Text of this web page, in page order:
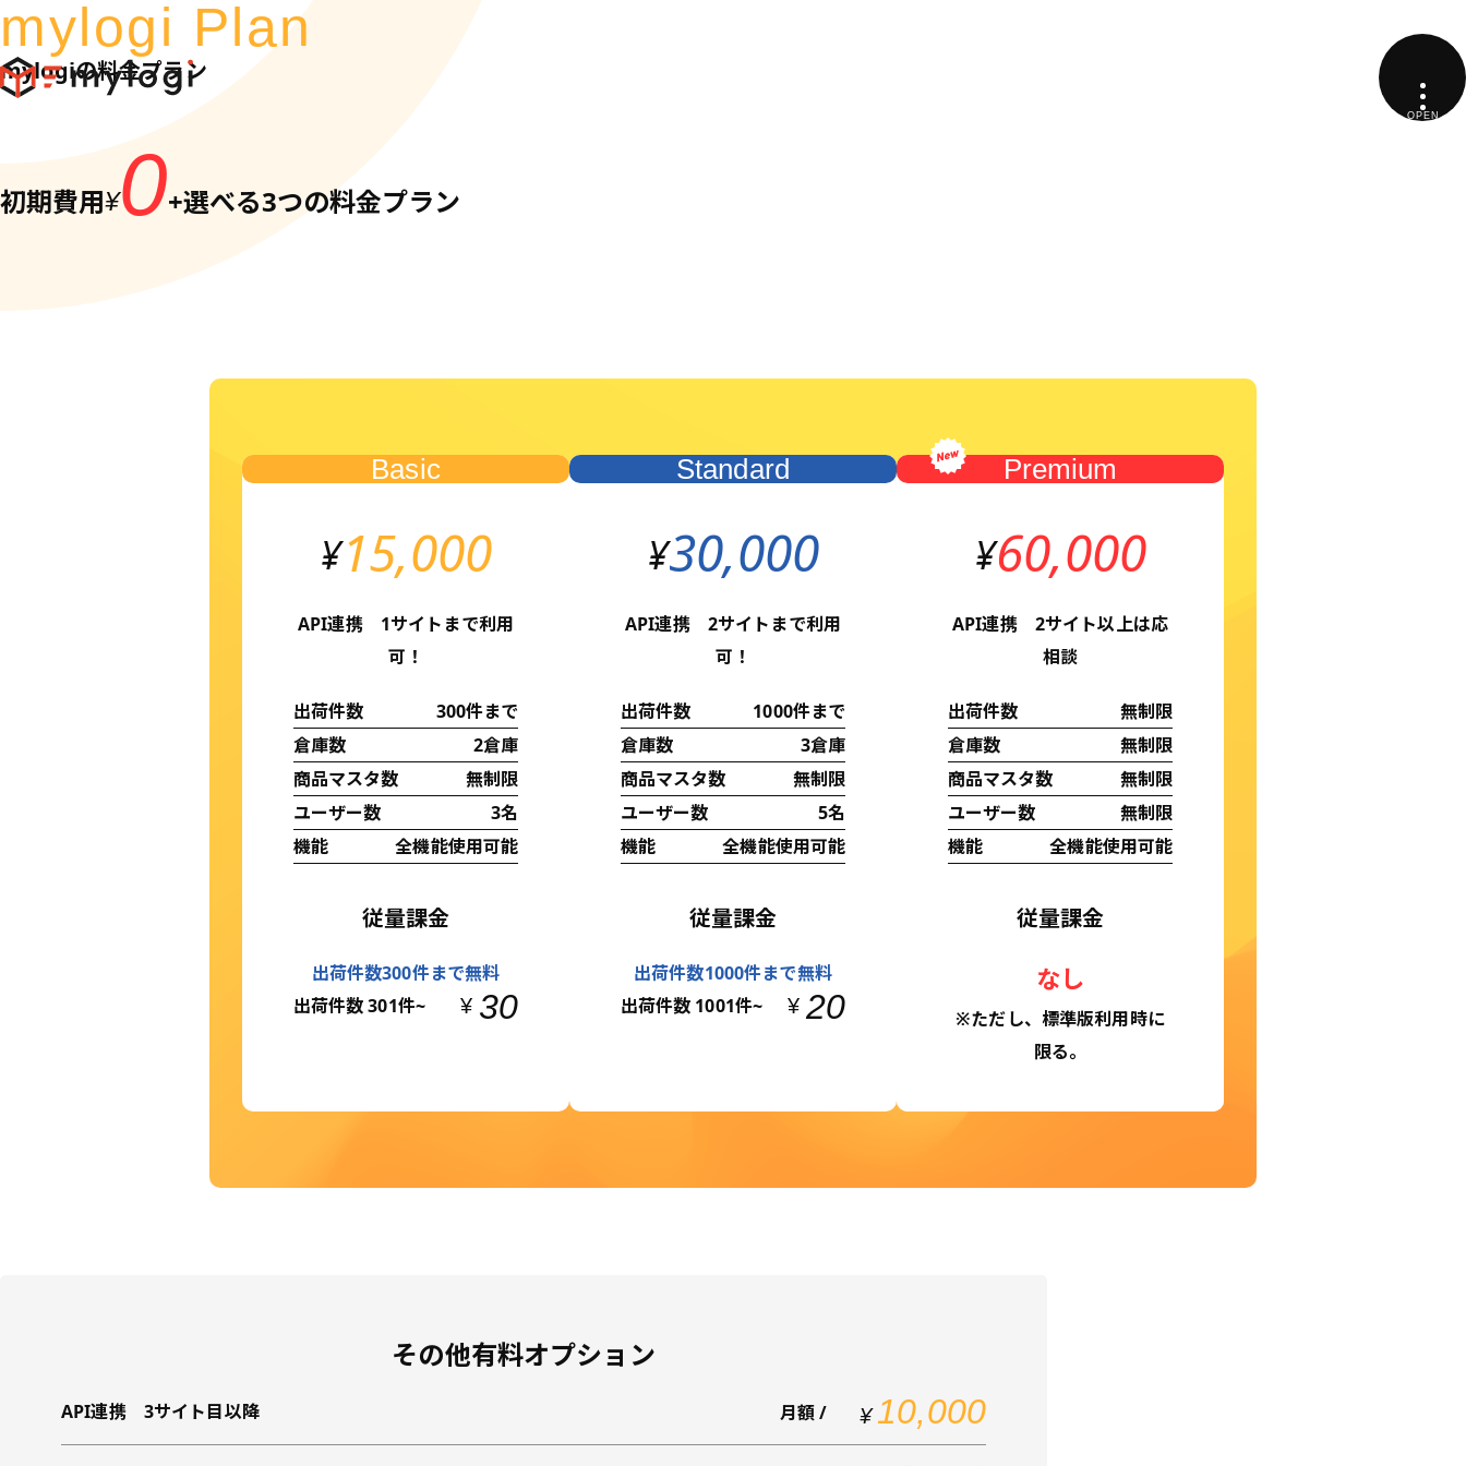
mylogiの料金プラン
mylogi Plan
初期費用¥0+選べる3つの料金プラン
Basic
¥15,000
API連携 1サイトまで利用
可！
出荷件数
300件まで
倉庫数
2倉庫
商品マスタ数
無制限
ユーザー数
3名
機能
全機能使用可能
従量課金
出荷件数300件まで無料
出荷件数 301件~
¥ 30
Standard
¥30,000
API連携 2サイトまで利用
可！
出荷件数
1000件まで
倉庫数
3倉庫
商品マスタ数
無制限
ユーザー数
5名
機能
全機能使用可能
従量課金
出荷件数1000件まで無料
出荷件数 1001件~
¥ 20
Premium
¥60,000
API連携 2サイト以上は応
相談
出荷件数
無制限
倉庫数
無制限
商品マスタ数
無制限
ユーザー数
無制限
機能
全機能使用可能
従量課金
なし
※ただし、標準版利用時に
限る。
その他有料オプション
API連携 3サイト目以降 月額 / ¥ 10,000